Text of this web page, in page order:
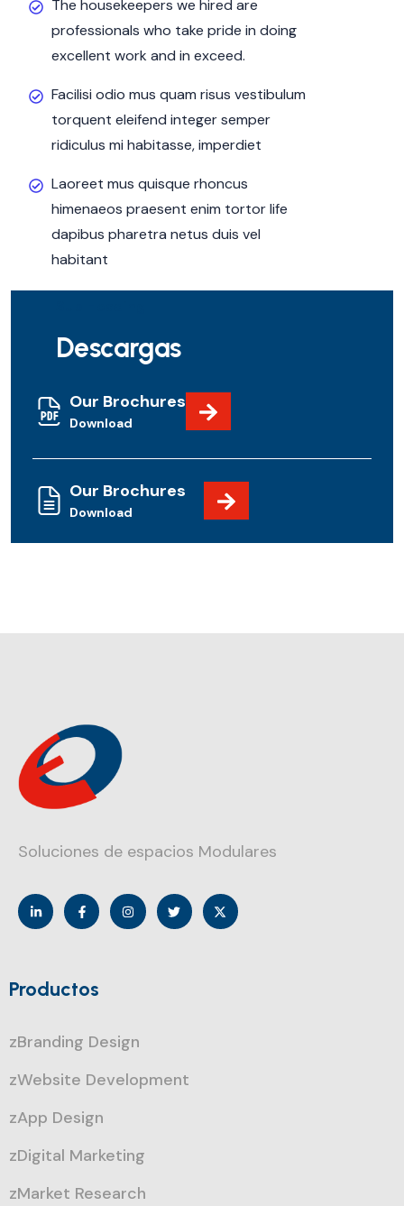
The housekeepers we hired are
professionals who take pride in doing
excellent work and in exceed.
Facilisi odio mus quam risus vestibulum
torquent eleifend integer semper
ridiculus mi habitasse, imperdiet
Laoreet mus quisque rhoncus
himenaeos praesent enim tortor life
dapibus pharetra netus duis vel
habitant
Descargas
Our Brochures
Download
Our Brochures
Download
Soluciones de espacios Modulares
Productos
zBranding Design
zWebsite Development
zApp Design
zDigital Marketing
zMarket Research